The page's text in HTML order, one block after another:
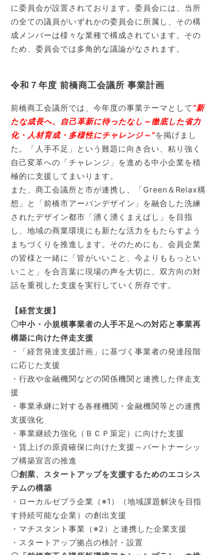
に委員会が設置されております。委員会には、当所
の全ての議員がいずれかの委員会に所属し、その構
成メンバーは様々な業種で構成されています。その
ため、委員会では多角的な議論がなされます。
令和７年度 前橋商工会議所 事業計画
前橋商工会議所では、今年度の事業テーマとして “新
たな成長へ、自己革新に待ったなし～徹底した省力
化・人材育成・多様性にチャレンジ～”を掲げまし
た。「人手不足」という難題に向き合い、粘り強く
自己変革への「チャレンジ」を進める中小企業を積
極的に支援してまいります。
また、商工会議所と市が連携し、「Green＆Relax構
想」と「前橋市アーバンデザイン」を融合した洗練
されたデザイン都市「湧く湧くまえばし」を目指
し、地域の商業環境にも新たな活力をもたらすよう
まちづくりを推進します。そのためにも、会員企業
の皆様と一緒に「皆がいいこと、今よりももっとい
いこと」を合言葉に現場の声を大切に、双方向の対
話を重視した支援を実行していく所存です。
【経営支援】
〇中小・小規模事業者の人手不足への対応と事業再
構築に向けた伴走支援
・「経営発達支援計画」に基づく事業者の発達段階
に応じた支援
・行政や金融機関などの関係機関と連携した伴走支
援
・事業承継に対する各種機関・金融機関等との連携
支援強化
・事業継続力強化（ＢＣＰ策定）に向けた支援
・賃上げの原資確保に向けた支援～パートナーシッ
プ構築宣言の推進
〇創業、スタートアップを支援するためのエコシス
テムの構築
・ローカルゼブラ企業（※1）（地域課題解決を目指
す持続可能な企業）の創出支援
・マチスタント事業（※2）と連携した企業支援
・スタートアップ拠点の検討・設置